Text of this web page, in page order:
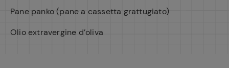
Pane panko (pane a cassetta grattugiato)
Olio extravergine d’oliva